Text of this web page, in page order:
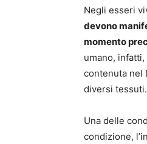
Negli esseri
devono
momento
umano,
contenuta nel
diversi tessuti.
Una delle
condizione,